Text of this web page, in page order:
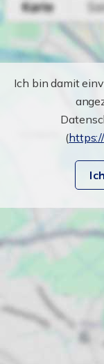
Ich bin damit
(